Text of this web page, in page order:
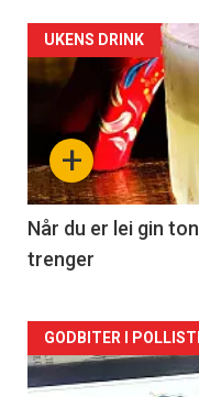
Forsiden
akkurat
nå
-
2
+
UKENS DRINK
Når du er lei gin
trenger
Forsiden
akkurat
GODBITER I